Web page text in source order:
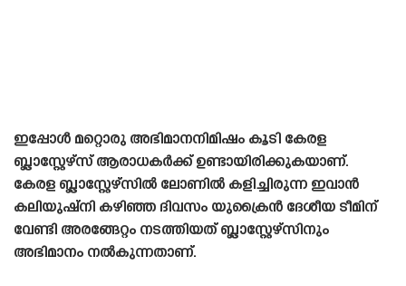
ഇപ്പോൾ മറ്റൊരു അഭിമാനനിമിഷം കൂടി കേരള
ബ്ലാസ്റ്റേഴ്‌സ് ആരാധകർക്ക് ഉണ്ടായിരിക്കുകയാണ്.
കേരള ബ്ലാസ്റ്റേഴ്‌സിൽ ലോണിൽ കളിച്ചിരുന്ന ഇവാൻ
കലിയുഷ്‌നി കഴിഞ്ഞ ദിവസം യുക്രൈൻ ദേശീയ ടീമിന്
വേണ്ടി അരങ്ങേറ്റം നടത്തിയത് ബ്ലാസ്റ്റേഴ്‌സിനും
അഭിമാനം നൽകുന്നതാണ്.